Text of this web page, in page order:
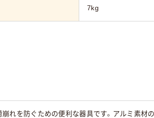
7kg
崩れを防ぐための便利な器具です。アルミ素材